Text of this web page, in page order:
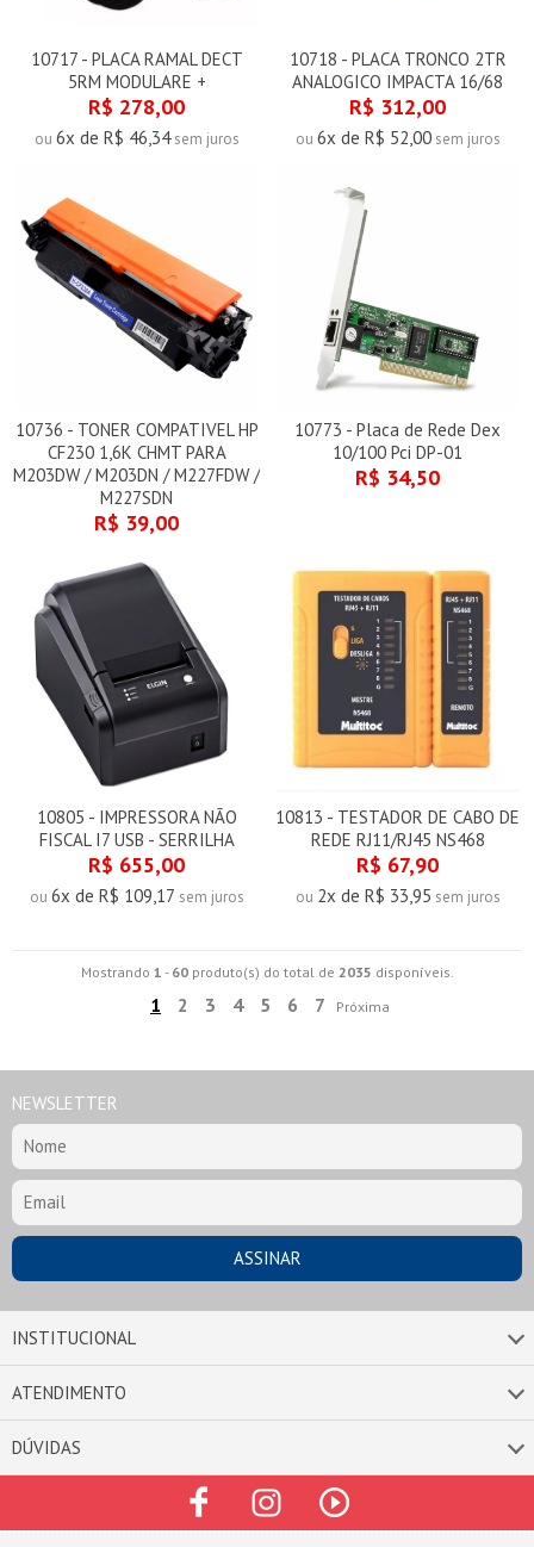
10717 - PLACA RAMAL DECT
5RM MODULARE +
R$ 278,00
ou 6x de R$ 46,34sem juros
10718 - PLACA TRONCO 2TR
ANALOGICO IMPACTA 16/68
R$ 312,00
ou 6x de R$ 52,00sem juros
10736 - TONER COMPATIVEL HP
CF230 1,6K CHMT PARA
M203DW / M203DN / M227FDW /
M227SDN
R$ 39,00
10773 - Placa de Rede Dex
10/100 Pci DP-01
R$ 34,50
10805 - IMPRESSORA NÃO
FISCAL I7 USB - SERRILHA
R$ 655,00
ou 6x de R$ 109,17 sem juros
10813 - TESTADOR DE CABO DE
REDE RJ11/RJ45 NS468
R$ 67,90
ou 2x de R$ 33,95 sem juros
Mostrando 1 - 60produto(s) do total de 2035 disponíveis.
1 2 3 4 5 6 7 Próxima
NEWSLETTER
INSTITUCIONAL
ATENDIMENTO
DÚVIDAS